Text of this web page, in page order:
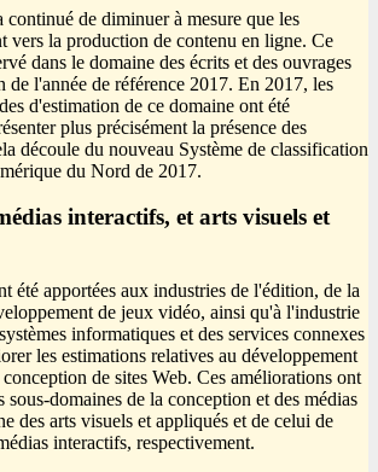
de diminuer à mesure que les
vers la production de contenu en ligne. Ce
dans le domaine des écrits et des ouvrages
de l'année de référence 2017. En 2017, les
d'estimation de ce domaine ont été
plus précisément la présence des
découle du nouveau Système de classification
du Nord de 2017.
interactifs, et arts visuels et
été apportées aux industries de l'édition, de la
de jeux vidéo, ainsi qu'à l'industrie
informatiques et des services connexes
les estimations relatives au développement
de sites Web. Ces améliorations ont
sous-domaines de la conception et des médias
des arts visuels et appliqués et de celui de
interactifs, respectivement.